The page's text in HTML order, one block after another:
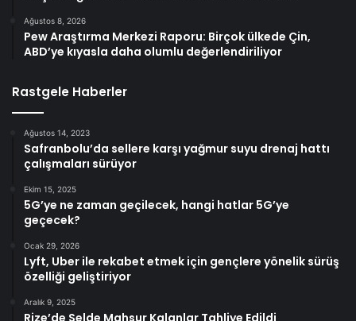
Ağustos 8, 2026
Pew Araştırma Merkezi Raporu: Birçok ülkede Çin,
ABD’ye kıyasla daha olumlu değerlendiriliyor
Rastgele Haberler
Ağustos 14, 2023
Safranbolu’da sellere karşı yağmur suyu drenaj hattı
çalışmaları sürüyor
Ekim 15, 2025
5G’ye ne zaman geçilecek, hangi hatlar 5G’ye
geçecek?
Ocak 29, 2026
Lyft, Uber ile rekabet etmek için gençlere yönelik sürüş
özelliği geliştiriyor
Aralık 9, 2025
Rize’de Selde Mahsur Kalanlar Tahliye Edildi